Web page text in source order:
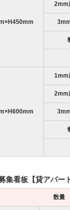
2mm
1mm
2mm
集看板【貸アパー
数量